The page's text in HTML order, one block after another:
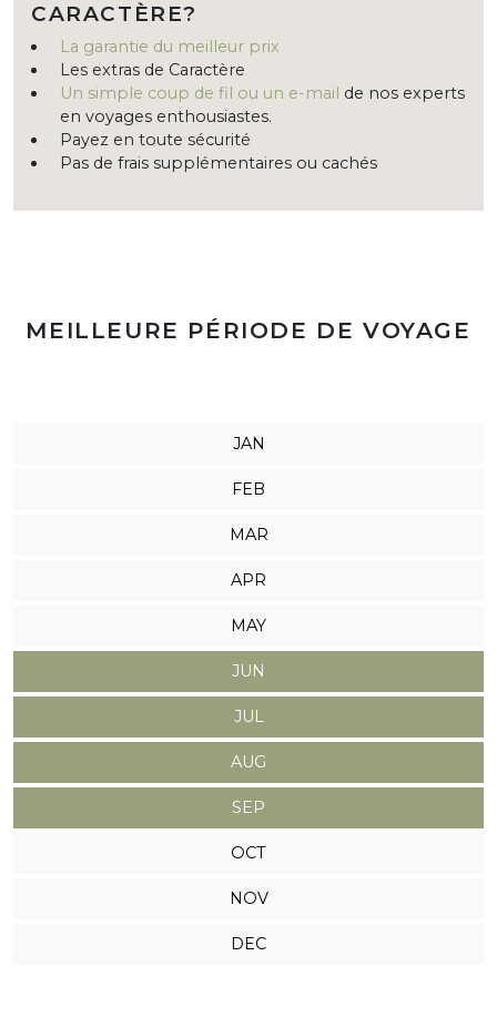
CARACTÈRE?
La garantie du meilleur prix
Les extras de Caractère
Un simple coup de fil ou un e-mail de nos experts
en voyages enthousiastes.
Payez en toute sécurité
Pas de frais supplémentaires ou cachés
MEILLEURE PÉRIODE DE VOYAGE
JAN
FEB
MAR
APR
MAY
JUN
JUL
AUG
SEP
OCT
NOV
DEC